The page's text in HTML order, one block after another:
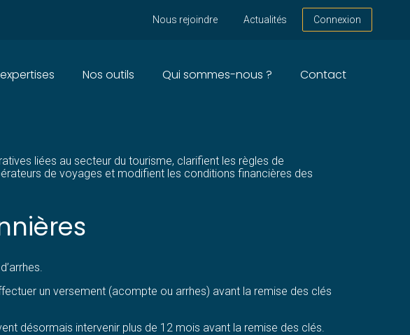
Nous rejoindre Actualités Connexion
Nos outils Qui sommes-nous ? Contact
À CONNAÎTRE
liées au secteur du tourisme, clarifient les règles de
de voyages et modifient les conditions financières des
un versement (acompte ou arrhes) avant la remise des clés
désormais intervenir plus de 12 mois avant la remise des clés.